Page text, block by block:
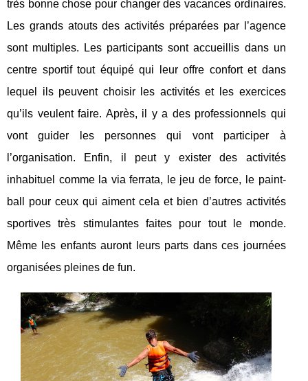
très bonne chose pour changer des vacances ordinaires.
Les grands atouts des activités préparées par l’agence
sont multiples. Les participants sont accueillis dans un
centre sportif tout équipé qui leur offre confort et dans
lequel ils peuvent choisir les activités et les exercices
qu’ils veulent faire. Après, il y a des professionnels qui
vont guider les personnes qui vont participer à
l’organisation. Enfin, il peut y exister des activités
inhabituel comme la via ferrata, le jeu de force, le paint-
ball pour ceux qui aiment cela et bien d’autres activités
sportives très stimulantes faites pour tout le monde.
Même les enfants auront leurs parts dans ces journées
organisées pleines de fun.